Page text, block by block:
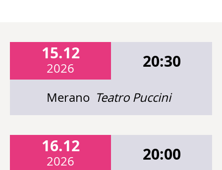
15.12
2026 20:30
Merano Teatro Puccini
16.12
2026 20:00